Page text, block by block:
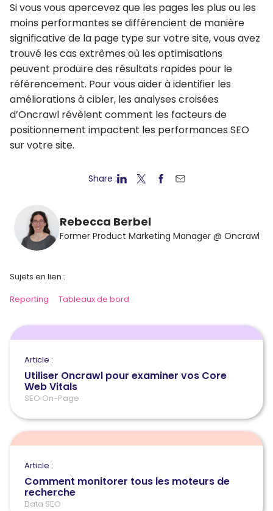
Si vous vous apercevez que les pages les plus ou les
moins performantes se différencient de manière
significative de la page type sur votre site, vous avez
trouvé les cas extrêmes où les optimisations
peuvent produire des résultats rapides pour le
référencement. Pour vous aider à identifier les
améliorations à cibler, les analyses croisées
d’Oncrawl révèlent comment les facteurs de
positionnement impactent les performances SEO
sur votre site.
Share :
Rebecca Berbel
Former Product Marketing Manager @ Oncrawl
Sujets en lien :
Reporting
Tableaux de bord
Article :
Utiliser Oncrawl pour examiner vos Core
Web Vitals
SEO On-Page
Article :
Comment monitorer tous les moteurs de
recherche
Data SEO